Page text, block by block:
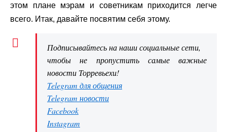
этом плане мэрам и советникам приходится легче
всего. Итак, давайте посвятим себя этому.
Подписывайтесь на наши социальные сети,
чтобы не пропустить самые важные
новости Торревьехи!
Telegram для общения
Telegram новости
Facebook
Instagram